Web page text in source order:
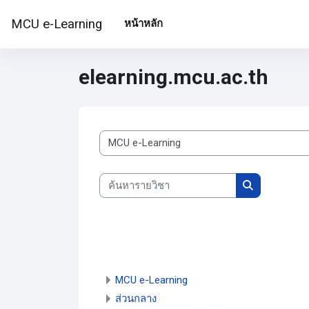
MCU e-Learning หน้าหลัก
elearning.mcu.ac.th
ประเภทของรายวิชา
ค้นหารายวิชา
ค้นหารายวิชา
MCU e-Learning
ส่วนกลาง